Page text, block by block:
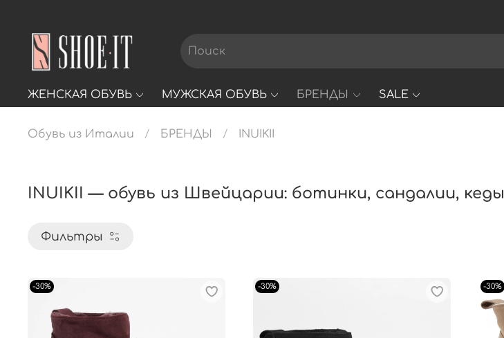
ЖЕНСКАЯ ОБУВЬ МУЖСКАЯ ОБУВЬ БРЕНДЫ SALE
Обувь из Италии БРЕНДЫ INUIKII
INUIKII — обувь из Швейцарии: ботинки, сандалии, кеды
Фильтры
-30% -30% -30%